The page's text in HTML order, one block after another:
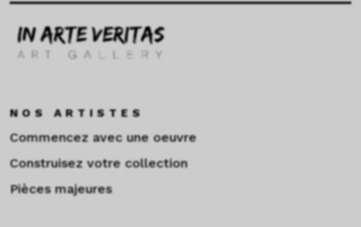
NOS ARTISTES
Commencez avec une oeuvre
Construisez votre collection
Pièces majeures